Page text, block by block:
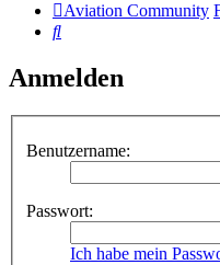
Aviation Community
Suche
Anmelden
Benutzername:
Passwort:
Ich habe mein